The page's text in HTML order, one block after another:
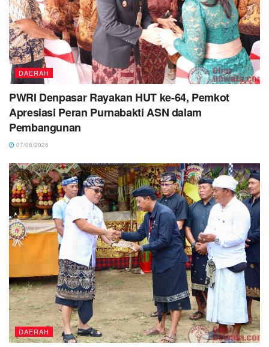
DAERAH
PWRI Denpasar Rayakan HUT ke-64, Pemkot
Apresiasi Peran Purnabakti ASN dalam
Pembangunan
07/08/2026
DAERAH